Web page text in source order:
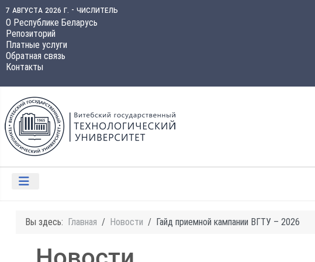
7 августа 2026 г. - числитель
О Республике Беларусь
Репозиторий
Платные услуги
Обратная связь
Контакты
Вы здесь: Главная Новости Гайд приемной кампании ВГТУ – 2026